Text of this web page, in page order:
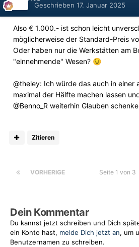
Geschrieben 17. Januar 2025
Also € 1.000.- ist schon leicht
möglicherweise der Standard-Preis
Oder haben nur die Werkstätten am
"einnehmende" Wesen? 😉
@theley: Ich würde das auch in einer
maximal der Hälfte machen lassen
@Benno_R weiterhin Glauben
Zitieren
VORHERIGE Seite 1 von 3
Dein Kommentar
Du kannst jetzt schreiben und Dich
ein Konto hast, melde Dich jetzt an, um
Benutzernamen zu schreiben.